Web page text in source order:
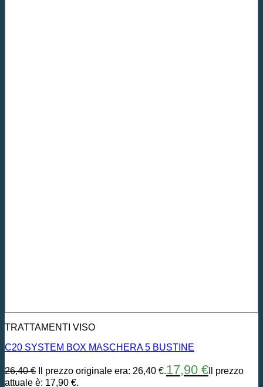
TRATTAMENTI VISO
C20 SYSTEM BOX MASCHERA 5 BUSTINE
26,40€ Il prezzo originale era: 26,40 €.17,90 € Il prezzo
attuale è: 17,90 €.